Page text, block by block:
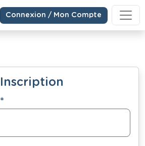
Connexion / Mon Compte
Inscription
*